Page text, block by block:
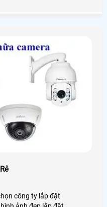
công ty lắp đặt